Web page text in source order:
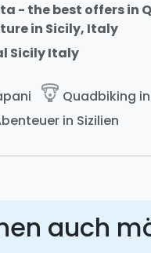
- the best offers in
in Sicily, Italy
Sicily Italy
paragliding Quadbiking
in Sizilien
auch